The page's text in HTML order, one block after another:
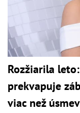
Rozžiarila
prekvapuje
viac než